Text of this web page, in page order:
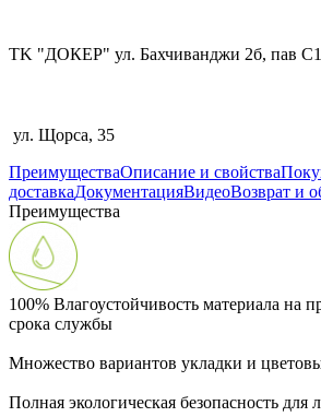
TK "ДОКЕР" ул. Бахчиванджи 2б, пав С1
ул. Щорса, 35
ПреимуществаОписание и свойства
доставкаДокументацияВидеоВозврат и
Преимущества
100% Влагоустойчивость материала на
срока службы
Множество вариантов укладки и
Полная экологическая безопасность